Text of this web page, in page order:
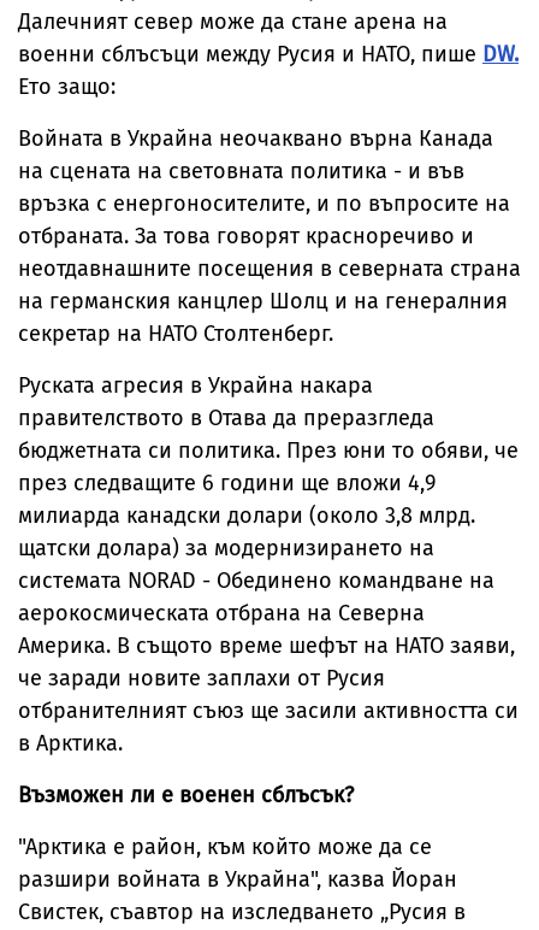
Далечният север може да стане арена на
военни сблъсъци между Русия и НАТО, пише DW.
Ето защо:
Войната в Украйна неочаквано върна Канада
на сцената на световната политика - и във
връзка с енергоносителите, и по въпросите на
отбраната. За това говорят красноречиво и
неотдавнашните посещения в северната страна
на германския канцлер Шолц и на генералния
секретар на НАТО Столтенберг.
Руската агресия в Украйна накара
правителството в Отава да преразгледа
бюджетната си политика. През юни то обяви, че
през следващите 6 години ще вложи 4,9
милиарда канадски долари (около 3,8 млрд.
щатски долара) за модернизирането на
системата NORAD - Обединено командване на
аерокосмическата отбрана на Северна
Америка. В същото време шефът на НАТО заяви,
че заради новите заплахи от Русия
отбранителният съюз ще засили активността си
в Арктика.
Възможен ли е военен сблъсък?
"Арктика е район, към който може да се
разшири войната в Украйна", казва Йоран
Свистек, съавтор на изследването „Русия в